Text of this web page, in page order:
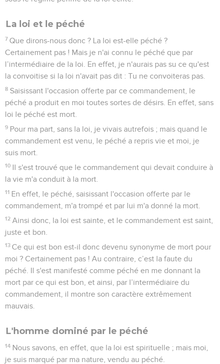
La loi et le péché
7 Que dirons-nous donc ? La loi est-elle péché ?
Certainement pas ! Mais je n'ai connu le péché que par
l’intermédiaire de la loi. En effet, je n'aurais pas su ce qu'est
la convoitise si la loi n'avait pas dit : Tu ne convoiteras pas.
8 Saisissant l'occasion offerte par ce commandement, le
péché a produit en moi toutes sortes de désirs. En effet, sans
loi le péché est mort.
9 Pour ma part, sans la loi, je vivais autrefois ; mais quand le
commandement est venu, le péché a repris vie et moi, je
suis mort.
10 Il s'est trouvé que le commandement qui devait conduire à
la vie m'a conduit à la mort.
11 En effet, le péché, saisissant l'occasion offerte par le
commandement, m'a trompé et par lui m'a donné la mort.
12 Ainsi donc, la loi est sainte, et le commandement est saint,
juste et bon.
13 Ce qui est bon est-il donc devenu synonyme de mort pour
moi ? Certainement pas ! Au contraire, c’est la faute du
péché. Il s'est manifesté comme péché en me donnant la
mort par ce qui est bon, et ainsi, par l’intermédiaire du
commandement, il montre son caractère extrêmement
mauvais.
L'homme dominé par le péché
14 Nous savons, en effet, que la loi est spirituelle ; mais moi,
je suis marqué par ma nature, vendu au péché.